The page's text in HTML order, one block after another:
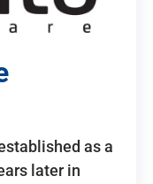
as a
later in